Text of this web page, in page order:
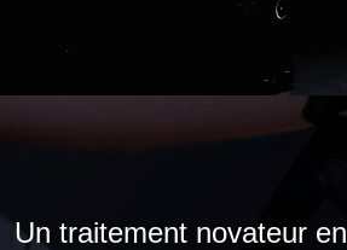
Un traitement novateur en